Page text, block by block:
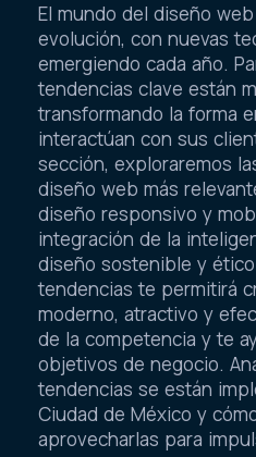
El mundo del diseño
evolución, con nuevas
emergiendo cada año.
tendencias clave están
transformando la forma
interactúan con sus
sección, exploraremos
diseño web más
diseño responsivo y
integración de la
diseño sostenible y
tendencias te permitirá
moderno, atractivo y
de la competencia y te
objetivos de negocio.
tendencias se están
Ciudad de México y
aprovecharlas para